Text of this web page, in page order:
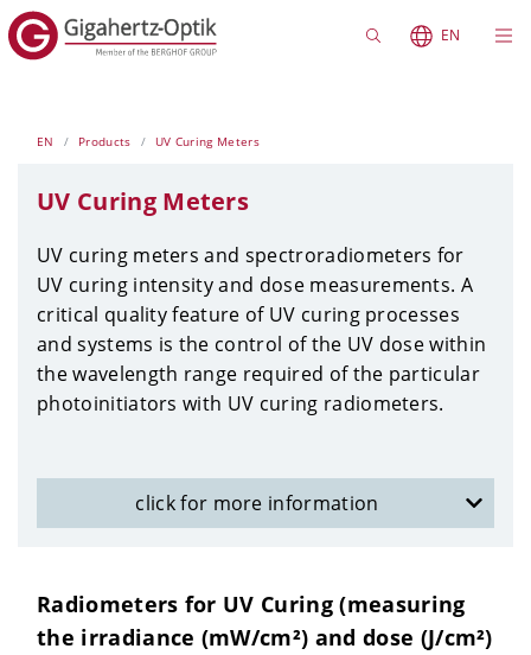
EN
EN Products UV Curing Meters
UV Curing Meters
UV curing meters and spectroradiometers for
UV curing intensity and dose measurements. A
critical quality feature of UV curing processes
and systems is the control of the UV dose within
the wavelength range required of the particular
photoinitiators with UV curing radiometers.
click for more information
Radiometers for UV Curing (measuring
the irradiance (mW/cm²) and dose (J/cm²)